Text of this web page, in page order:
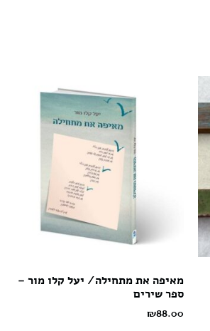
מאיפה את מתחילה/ יעל קלו מור –
ספר שירים
₪88.00